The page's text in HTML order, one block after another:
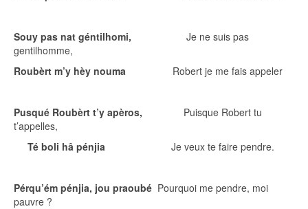
Souy pas nat géntilhomi, Je ne suis pas
gentilhomme,
Roubèrt m’y hèy nouma Robert je me fais appeler
Pusqué Roubèrt t’y apèros, Puisque Robert tu
t’appelles,
Té boli hâ pénjia Je veux te faire pendre.
Pérqu’ém pénjia, jou praoubé Pourquoi me pendre, moi
pauvre ?